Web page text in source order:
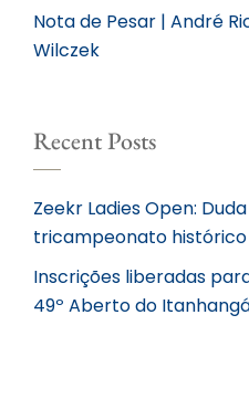
Nota de Pesar | André
Wilczek
Recent Posts
Zeekr Ladies Open:
tricampeonato
Inscrições liberadas
49º Aberto do